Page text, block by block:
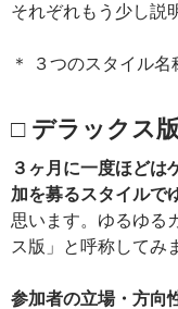
それぞれもう少し説
＊ ３つのスタイル名
□ デラックス版
３ヶ月に一度ほどは
加を募るスタイルで
思います。ゆるゆる
ス版」と呼称してみ
参加者の立場・方向